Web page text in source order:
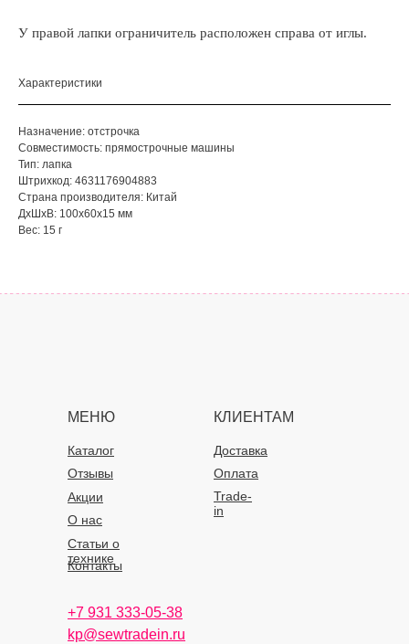
У правой лапки ограничитель расположен справа от иглы.
Характеристики
Назначение: отстрочка
Совместимость: прямострочные машины
Тип: лапка
Штрихкод: 4631176904883
Страна производителя: Китай
ДxШxВ: 100x60x15 мм
Вес: 15 г
МЕНЮ КЛИЕНТАМ
Каталог
О нас
Доставка
Статьи о
технике
Оплата
Отзывы
Акции
Контакты
Trade-
in
+7 931 333-05-38
kp@sewtradein.ru